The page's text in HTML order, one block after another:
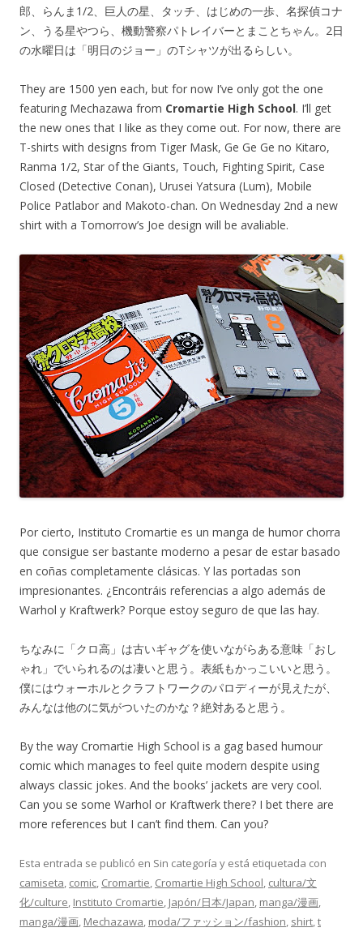
郎、らんま1/2、巨人の星、タッチ、はじめの一歩、名探偵コナ
ン、うる星やつら、機動警察パトレイバーとまことちゃん。2日
の水曜日は「明日のジョー」のTシャツが出るらしい。
They are 1500 yen each, but for now I’ve only got the one
featuring Mechazawa from Cromartie High School. I’ll get
the new ones that I like as they come out. For now, there are
T-shirts with designs from Tiger Mask, Ge Ge Ge no Kitaro,
Ranma 1/2, Star of the Giants, Touch, Fighting Spirit, Case
Closed (Detective Conan), Urusei Yatsura (Lum), Mobile
Police Patlabor and Makoto-chan. On Wednesday 2nd a new
shirt with a Tomorrow’s Joe design will be avaliable.
Por cierto, Instituto Cromartie es un manga de humor chorra
que consigue ser bastante moderno a pesar de estar basado
en coñas completamente clásicas. Y las portadas son
impresionantes. ¿Encontráis referencias a algo además de
Warhol y Kraftwerk? Porque estoy seguro de que las hay.
ちなみに「クロ高」は古いギャグを使いながらある意味「おし
ゃれ」でいられるのは凄いと思う。表紙もかっこいいと思う。
僕にはウォーホルとクラフトワークのパロディーが見えたが、
みんなは他のに気がついたのかな？絶対あると思う。
By the way Cromartie High School is a gag based humour
comic which manages to feel quite modern despite using
always classic jokes. And the books’ jackets are very cool.
Can you se some Warhol or Kraftwerk there? I bet there are
more references but I can’t find them. Can you?
Esta entrada se publicó en Sin categoría y está etiquetada con
camiseta, comic, Cromartie, Cromartie High School, cultura/文
化/culture, Instituto Cromartie, Japón/日本/Japan, manga/漫画,
manga/漫画, Mechazawa, moda/ファッション/fashion, shirt,t